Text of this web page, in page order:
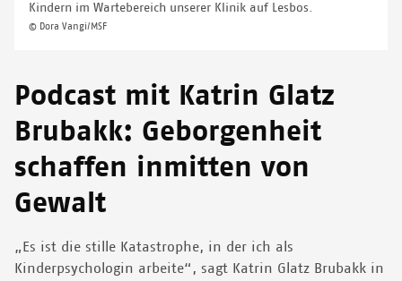
Kindern im Wartebereich unserer Klinik auf Lesbos.
© Dora Vangi/MSF
Podcast mit Katrin Glatz
Brubakk: Geborgenheit
schaffen inmitten von
Gewalt
„Es ist die stille Katastrophe, in der ich als
Kinderpsychologin arbeite“, sagt Katrin Glatz Brubakk in